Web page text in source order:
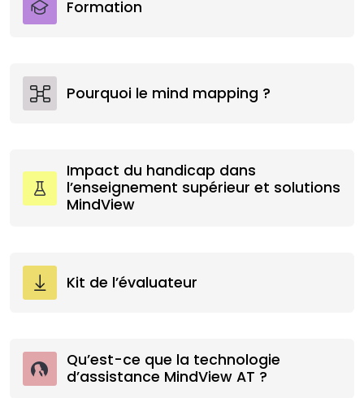
Formation
Pourquoi le mind mapping ?
Impact du handicap dans
l’enseignement supérieur et solutions
MindView
Kit de l’évaluateur
Qu’est-ce que la technologie
d’assistance MindView AT ?